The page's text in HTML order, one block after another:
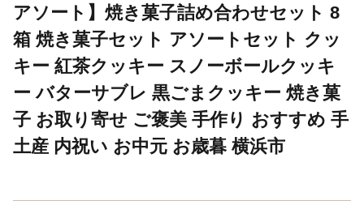
アソート】焼き菓子詰め合わせセット 8
箱 焼き菓子セット アソートセット クッ
キー 紅茶クッキー スノーボールクッキ
ー バターサブレ 黒ごまクッキー 焼き菓
子 お取り寄せ ご褒美 手作り おすすめ 手
土産 内祝い お中元 お歳暮 横浜市